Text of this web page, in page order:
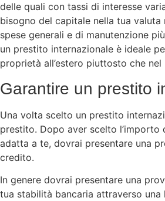
delle quali con tassi di interesse
bisogno del capitale nella tua
spese generali e di manutenzione
un prestito internazionale è ideale
proprietà all’estero piuttosto che nel
Garantire un prestito
Una volta scelto un prestito
prestito. Dopo aver scelto l’importo
adatta a te, dovrai presentare una
credito.
In genere dovrai presentare una
tua stabilità bancaria attraverso